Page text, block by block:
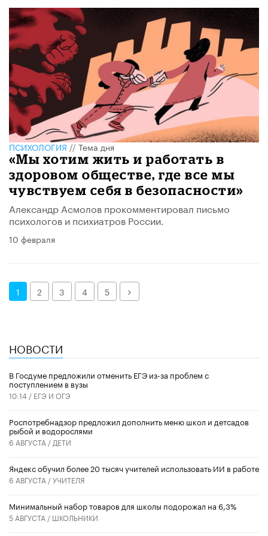
ПСИХОЛОГИЯ//Тема дня
«Мы хотим жить и работать в
здоровом обществе, где все мы
чувствуем себя в безопасности»
Александр Асмолов прокомментировал письмо
психологов и психиатров России.
10 февраля
1 2 3 4 5 Далее
НОВОСТИ
В Госдуме предложили отменить ЕГЭ из-за проблем с
поступлением в вузы
10:14 / ЕГЭ И ОГЭ
Роспотребнадзор предложил дополнить меню школ и детсадов
рыбой и водорослями
6 АВГУСТА / ДЕТИ
​Яндекс обучил более 20 тысяч учителей использовать ИИ в работе
6 АВГУСТА /УЧИТЕЛЯ
Минимальный набор товаров для школы подорожал на 6,3%
5 АВГУСТА / ШКОЛЬНИКИ